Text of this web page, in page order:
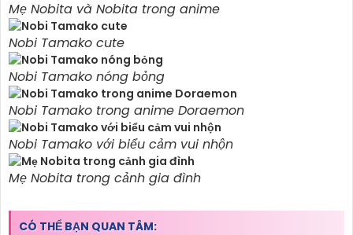
Mẹ Nobita và Nobita trong anime
Nobi Tamako cute
Nobi Tamako nóng bỏng
Nobi Tamako trong anime Doraemon
Nobi Tamako với biểu cảm vui nhộn
Mẹ Nobita trong cảnh gia đình
CÓ THỂ BẠN QUAN TÂM: